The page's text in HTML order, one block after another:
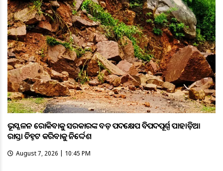
ଭୂସ୍ଖଳନ ରୋକିବାକୁ ସରକାରଙ୍କ ବଡ଼ ପଦକ୍ଷେପ ବିପଦପୂର୍ଣ୍ଣ ପାହାଡ଼ିଆ
ରାସ୍ତା ଚିହ୍ନଟ କରିବାକୁ ନିର୍ଦ୍ଦେଶ
August 7, 2026 | 10:45 PM